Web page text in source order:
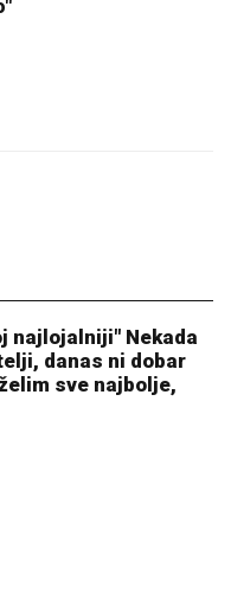
najlojalniji" Nekada
danas ni dobar
sve najbolje,